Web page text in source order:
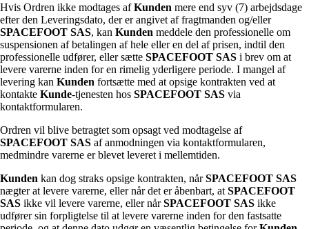
Hvis Ordren ikke modtages afKunden mere end syv (7) arbejdsdage
efter den Leveringsdato, der er angivet af fragtmanden og/eller
SPACEFOOT SAS, kan Kunden meddele den professionelle om
suspensionen af betalingen af hele eller en del af prisen, indtil den
professionelle udfører, eller sætte SPACEFOOT SAS i brev om at
levere varerne inden for en rimelig yderligere periode. I mangel af
levering kan Kunden fortsætte med at opsige kontrakten ved at
kontakte Kunde-tjenesten hos SPACEFOOT SAS via
kontaktformularen.
Ordren vil blive betragtet som opsagt ved modtagelse af
SPACEFOOT SAS af anmodningen via kontaktformularen,
medmindre varerne er blevet leveret i mellemtiden.
Kunden kan dog straks opsige kontrakten, nårSPACEFOOT SAS
nægter at levere varerne, eller når det er åbenbart, at SPACEFOOT
SAS ikke vil levere varerne, eller nårSPACEFOOT SAS ikke
udfører sin forpligtelse til at levere varerne inden for den fastsatte